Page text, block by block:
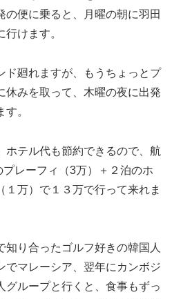
の便に乗ると、月曜の朝に羽田
けます。
ド廻れますが、もうちょっとプ
休みを取って、木曜の夜に出発
。
ホテル代も節約できるので、航
レーフィ（3万）＋２泊のホ
１万）で１３万で行って来れま
知り合ったゴルフ好きの韓国人
でマレーシア、翌年にカンボジ
グループと行くと、食事もずっ